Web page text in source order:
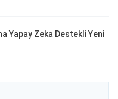
Yapay Zeka Destekli Yeni